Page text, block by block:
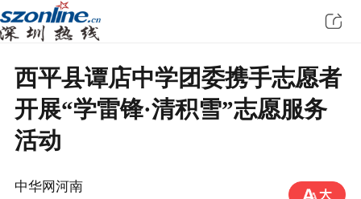
西平县谭店中学团委携手志愿者
开展“学雷锋·清积雪”志愿服务
活动
中华网河南